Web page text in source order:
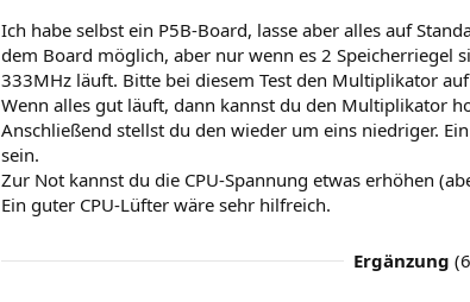
Ich habe selbst ein P5B-Board, lasse aber alles auf
dem Board möglich, aber nur wenn es 2 Speicherriegel
333MHz läuft. Bitte bei diesem Test den Multiplikator
Wenn alles gut läuft, dann kannst du den Multiplikator
Anschließend stellst du den wieder um eins niedriger.
sein.
Zur Not kannst du die CPU-Spannung etwas erhöhen
Ein guter CPU-Lüfter wäre sehr hilfreich.
Ergänzung (